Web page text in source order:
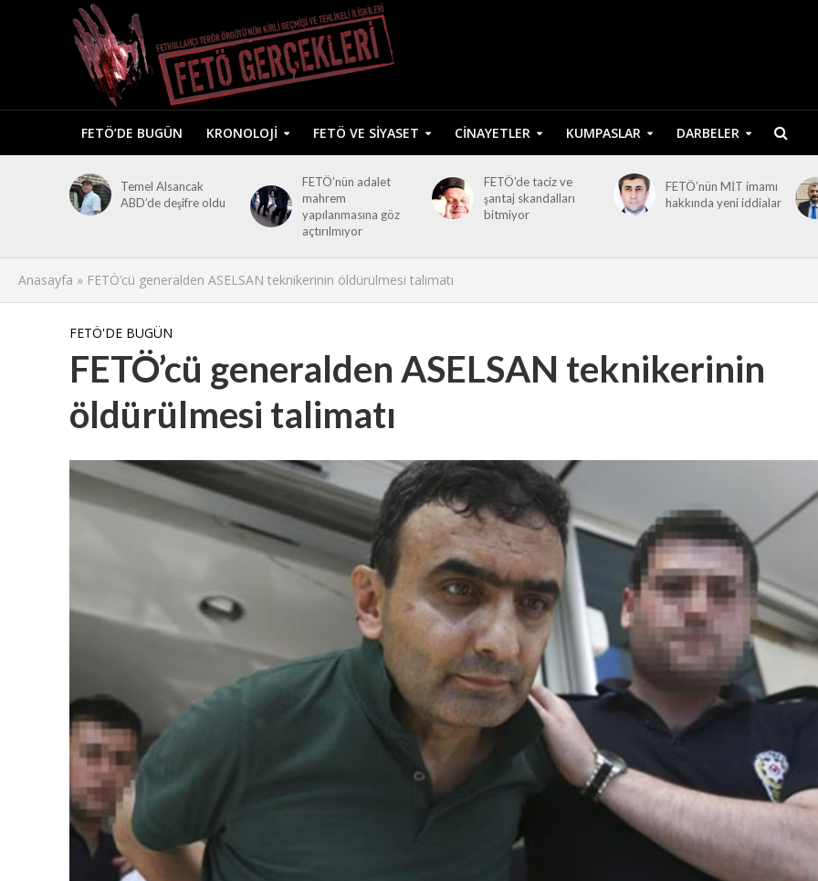
FETÖ’DE BUGÜN KRONOLOJI FETÖ VE SIYASET CINAYETLER KUMPASLAR DARBELER
Temel Alsancak
ABD’de deşifre oldu
FETÖ’nün adalet
mahrem
yapılanmasına göz
açtırılmıyor
FETÖ’de taciz ve
şantaj skandalları
bitmiyor
FETÖ’nün MİT imamı
hakkında yeni iddialar
Anasayfa » FETÖ’cü generalden ASELSAN teknikerinin öldürülmesi talimatı
FETÖ'DE BUGÜN
FETÖ’cü generalden ASELSAN teknikerinin
öldürülmesi talimatı